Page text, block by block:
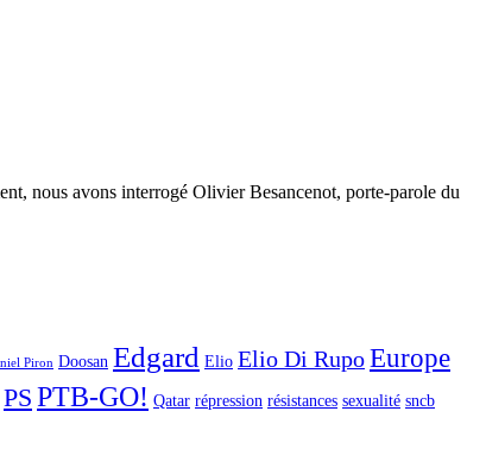
nous avons interrogé Olivier Besancenot, porte-parole du
Piron Doosan Edgard Elio Elio Di RupoEurope
PS PTB-GO! Qatar répression résistances sexualité sncb